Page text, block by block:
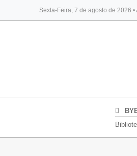
Sexta-Feira, 7 de agosto de 2026 •